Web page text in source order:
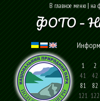
В главное меню|на
ФОТО –
1 2
41 42
81
82
121